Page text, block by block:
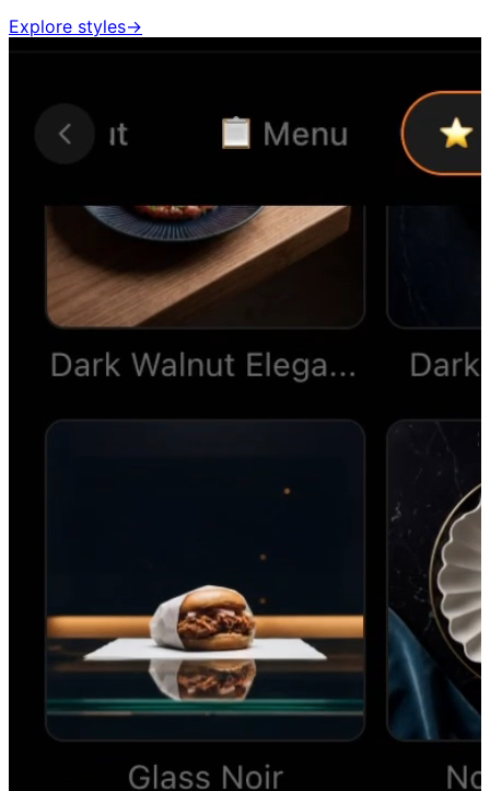
Explore styles→